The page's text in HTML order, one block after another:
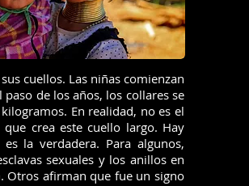
cuellos. Las niñas comienzan
de los años, los collares se
En realidad, no es el
crea este cuello largo. Hay
la verdadera. Para algunos,
sexuales y los anillos en
Otros afirman que fue un signo